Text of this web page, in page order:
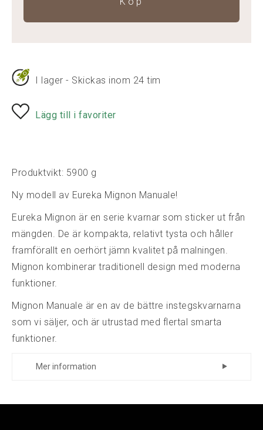
I lager - Skickas inom 24 tim
Lägg till i favoriter
Produktvikt: 5900 g
Ny modell av Eureka Mignon Manuale!
Eureka Mignon är en serie kvarnar som sticker ut från
mängden. De är kompakta, relativt tysta och håller
framförallt en oerhört jämn kvalitet på malningen.
Mignon kombinerar traditionell design med moderna
funktioner.
Mignon Manuale är en av de bättre instegskvarnarna
som vi säljer, och är utrustad med flertal smarta
funktioner.
Mer information